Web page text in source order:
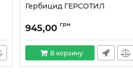
Гербицид ГЕРСОТИЛ
945,00 грн
В корзину